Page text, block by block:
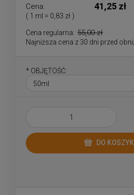
Cena: 41,25 zł
( 1 ml = 0,83 zł )
Cena regularna: 55,00 zł
Najniższa cena z 30 dni przed
* OBJĘTOŚĆ:
DO